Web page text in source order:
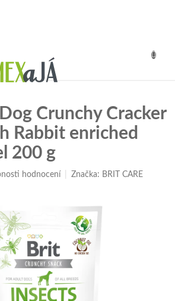
Crunchy Cracker
Rabbit enriched
200 g
hodnocení Značka: BRIT CARE